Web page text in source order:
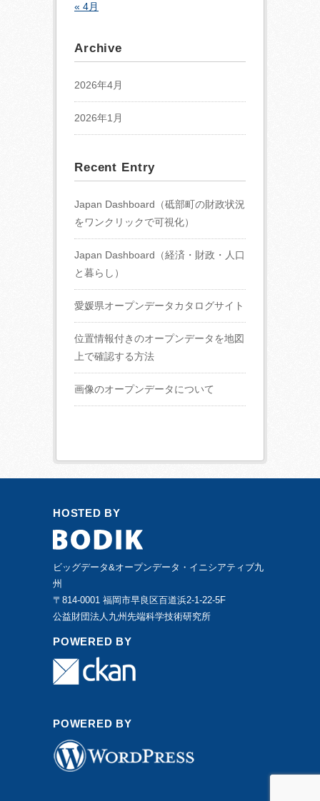
« 4月
Archive
2026年4月
2026年1月
Recent Entry
Japan Dashboard（砥部町の財政状況
をワンクリックで可視化）
Japan Dashboard（経済・財政・人口
と暮らし）
愛媛県オープンデータカタログサイト
位置情報付きのオープンデータを地図
上で確認する方法
画像のオープンデータについて
HOSTED BY
ビッグデータ&オープンデータ・イニシアティブ九
州
〒814-0001 福岡市早良区百道浜2-1-22-5F
公益財団法人九州先端科学技術研究所
POWERED BY
POWERED BY